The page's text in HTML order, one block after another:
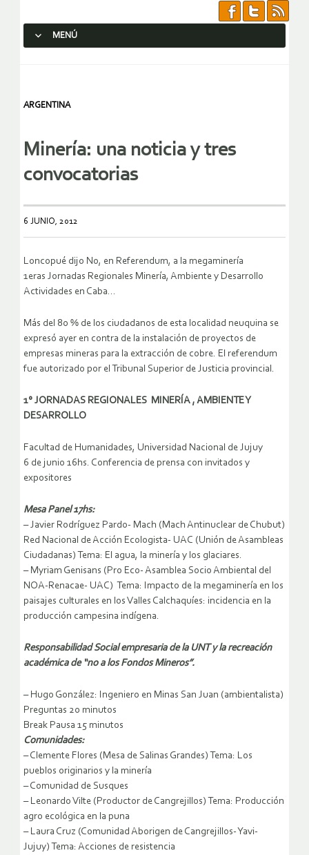
MENÚ
ARGENTINA
Minería: una noticia y tres
convocatorias
6 JUNIO, 2012
Loncopué dijo No, en Referendum, a la megaminería
1eras Jornadas Regionales Minería, Ambiente y Desarrollo
Actividades en Caba…
Más del 80 % de los ciudadanos de esta localidad neuquina se
expresó ayer en contra de la instalación de proyectos de
empresas mineras para la extracción de cobre. El referendum
fue autorizado por el Tribunal Superior de Justicia provincial.
1° JORNADAS REGIONALES MINERÍA , AMBIENTE Y
DESARROLLO
Facultad de Humanidades, Universidad Nacional de Jujuy
6 de junio 16hs. Conferencia de prensa con invitados y
expositores
Mesa Panel 17hs:
– Javier Rodríguez Pardo- Mach (Mach Antinuclear de Chubut)
Red Nacional de Acción Ecologista- UAC (Unión de Asambleas
Ciudadanas) Tema: El agua, la minería y los glaciares.
– Myriam Genisans (Pro Eco- Asamblea Socio Ambiental del
NOA-Renacae- UAC) Tema: Impacto de la megaminería en los
paisajes culturales en los Valles Calchaquíes: incidencia en la
producción campesina indígena.
Responsabilidad Social empresaria de la UNT y la recreación
académica de “no a los Fondos Mineros”.
– Hugo González: Ingeniero en Minas San Juan (ambientalista)
Preguntas 20 minutos
Break Pausa 15 minutos
Comunidades:
– Clemente Flores (Mesa de Salinas Grandes) Tema: Los
pueblos originarios y la minería
– Comunidad de Susques
– Leonardo Vilte (Productor de Cangrejillos) Tema: Producción
agro ecológica en la puna
– Laura Cruz (Comunidad Aborigen de Cangrejillos- Yavi-
Jujuy) Tema: Acciones de resistencia